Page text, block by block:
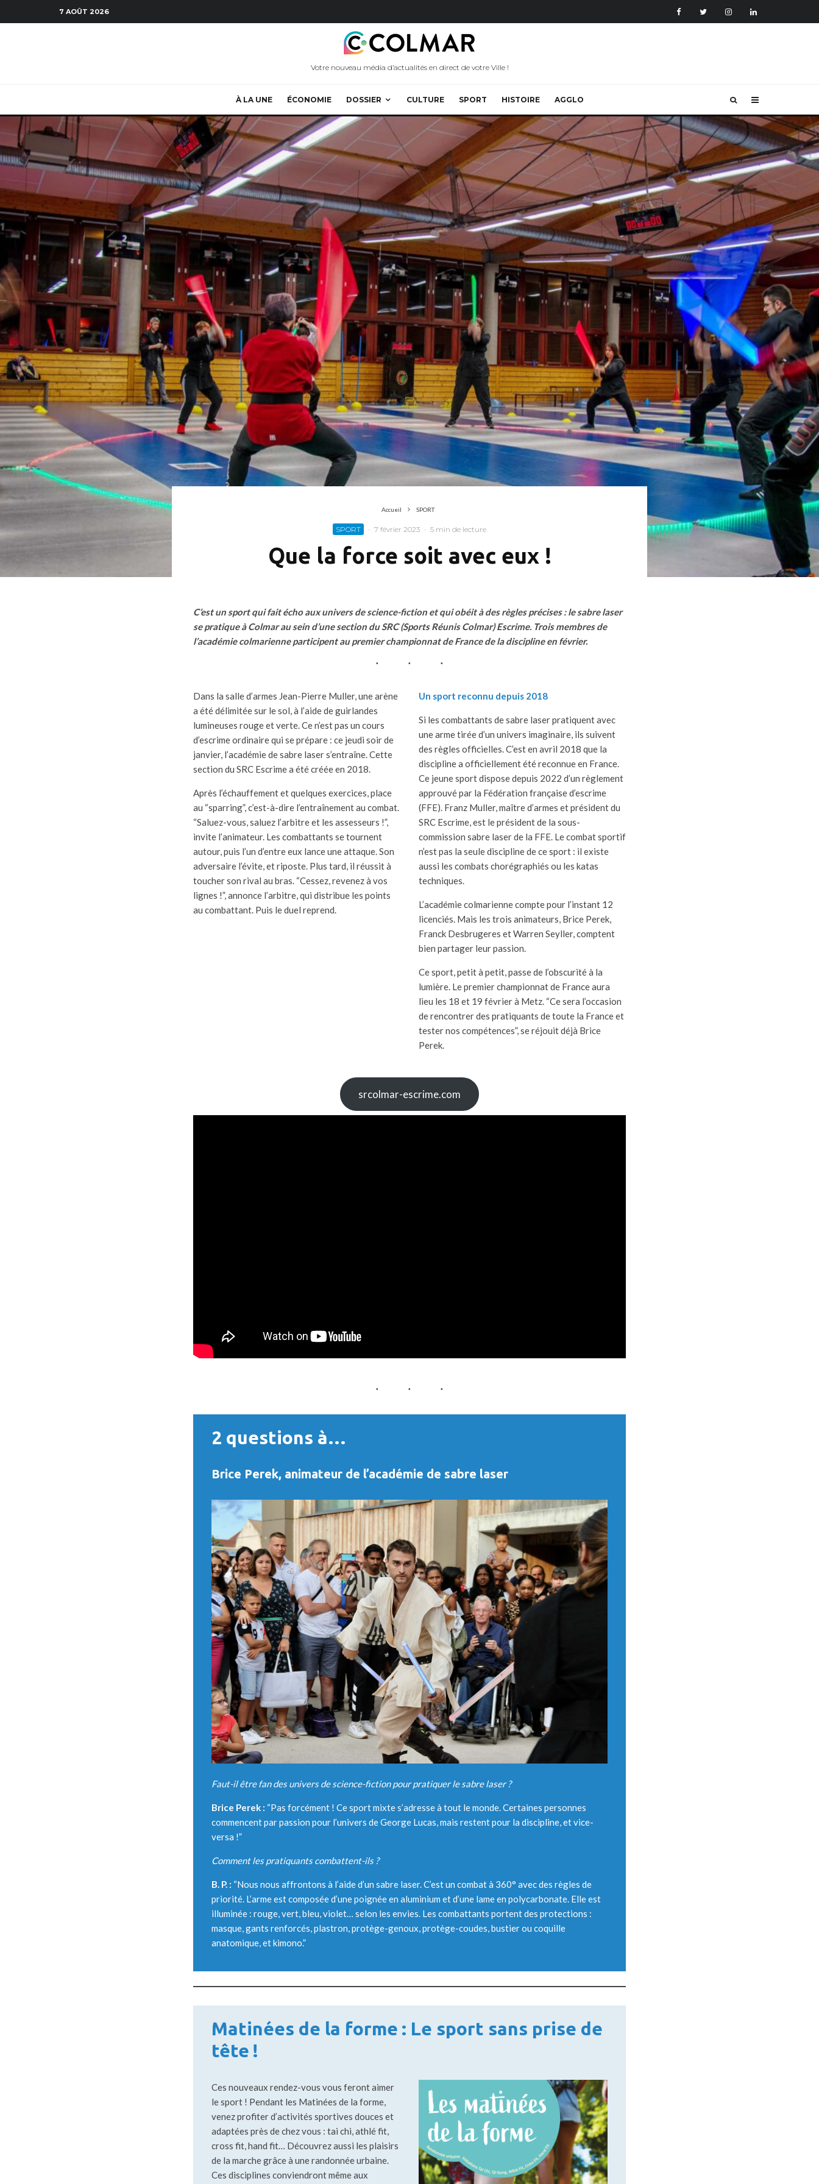
7 AOÛT 2026
Votre nouveau média d’actualités en direct de votre Ville !
À LA UNE ÉCONOMIE DOSSIER CULTURE SPORT HISTOIRE AGGLO
Accueil SPORT
SPORT · 7 février 2023 · 5 min de lecture
Que la force soit avec eux !
C’est un sport qui fait écho aux univers de science-fiction et qui obéit à des règles précises : le sabre laser
se pratique à Colmar au sein d’une section du SRC (Sports Réunis Colmar) Escrime. Trois membres de
l’académie colmarienne participent au premier championnat de France de la discipline en février.
Dans la salle d’armes Jean-Pierre Muller, une arène
a été délimitée sur le sol, à l’aide de guirlandes
lumineuses rouge et verte. Ce n’est pas un cours
d’escrime ordinaire qui se prépare : ce jeudi soir de
janvier, l’académie de sabre laser s’entraîne. Cette
section du SRC Escrime a été créée en 2018.
Après l’échauffement et quelques exercices, place
au “sparring”, c’est-à-dire l’entraînement au combat.
“Saluez-vous, saluez l’arbitre et les assesseurs !”,
invite l’animateur. Les combattants se tournent
autour, puis l’un d’entre eux lance une attaque. Son
adversaire l’évite, et riposte. Plus tard, il réussit à
toucher son rival au bras. “Cessez, revenez à vos
lignes !”, annonce l’arbitre, qui distribue les points
au combattant. Puis le duel reprend.
Un sport reconnu depuis 2018
Si les combattants de sabre laser pratiquent avec
une arme tirée d’un univers imaginaire, ils suivent
des règles officielles. C’est en avril 2018 que la
discipline a officiellement été reconnue en France.
Ce jeune sport dispose depuis 2022 d’un règlement
approuvé par la Fédération française d’escrime
(FFE). Franz Muller, maître d’armes et président du
SRC Escrime, est le président de la sous-
commission sabre laser de la FFE. Le combat sportif
n’est pas la seule discipline de ce sport : il existe
aussi les combats chorégraphiés ou les katas
techniques.
L’académie colmarienne compte pour l’instant 12
licenciés. Mais les trois animateurs, Brice Perek,
Franck Desbrugeres et Warren Seyller, comptent
bien partager leur passion.
Ce sport, petit à petit, passe de l’obscurité à la
lumière. Le premier championnat de France aura
lieu les 18 et 19 février à Metz. “Ce sera l’occasion
de rencontrer des pratiquants de toute la France et
tester nos compétences”, se réjouit déjà Brice
Perek.
srcolmar-escrime.com
2 questions à…
Brice Perek, animateur de l’académie de sabre laser
Faut-il être fan des univers de science-fiction pour pratiquer le sabre laser ?
Brice Perek : “Pas forcément ! Ce sport mixte s’adresse à tout le monde. Certaines personnes
commencent par passion pour l’univers de George Lucas, mais restent pour la discipline, et vice-
versa !”
Comment les pratiquants combattent-ils ?
B. P. : “Nous nous affrontons à l’aide d’un sabre laser. C’est un combat à 360° avec des règles de
priorité. L’arme est composée d’une poignée en aluminium et d’une lame en polycarbonate. Elle est
illuminée : rouge, vert, bleu, violet… selon les envies. Les combattants portent des protections :
masque, gants renforcés, plastron, protège-genoux, protège-coudes, bustier ou coquille
anatomique, et kimono.”
Matinées de la forme : Le sport sans prise de
tête !
Ces nouveaux rendez-vous vous feront aimer
le sport ! Pendant les Matinées de la forme,
venez profiter d’activités sportives douces et
adaptées près de chez vous : tai chi, athlé fit,
cross fit, hand fit… Découvrez aussi les plaisirs
de la marche grâce à une randonnée urbaine.
Ces disciplines conviendront même aux